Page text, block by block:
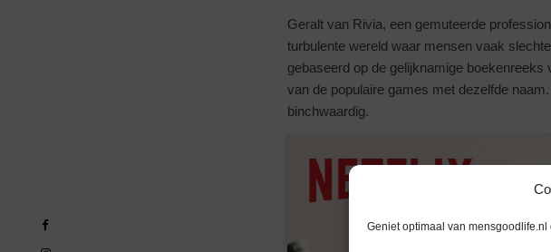
Geniet optimaal van
Geralt van Rivia, een gemuteerde
turbulente wereld waar mensen vaak
gebaseerd op de gelijknamige
van de populaire games met dezelfde
binchwaardig.